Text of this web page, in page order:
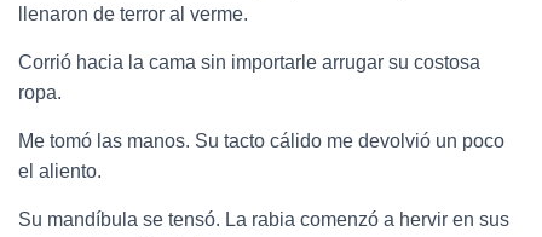
llenaron de terror al verme.
Corrió hacia la cama sin importarle arrugar su costosa
ropa.
Me tomó las manos. Su tacto cálido me devolvió un poco
el aliento.
Su mandíbula se tensó. La rabia comenzó a hervir en sus